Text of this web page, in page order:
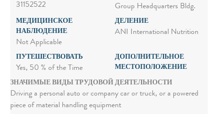
31152522
Group Headquarters Bldg.
МЕДИЦИНСКОЕ
НАБЛЮДЕНИЕ
Not Applicable
ДЕЛЕНИЕ
ANI International Nutrition
ПУТЕШЕСТВОВАТЬ
Yes, 50 % of the Time
ДОПОЛНИТЕЛЬНОЕ
МЕСТОПОЛОЖЕНИЕ
ЗНАЧИМЫЕ ВИДЫ ТРУДОВОЙ ДЕЯТЕЛЬНОСТИ
Driving a personal auto or company car or truck, or a powered
piece of material handling equipment